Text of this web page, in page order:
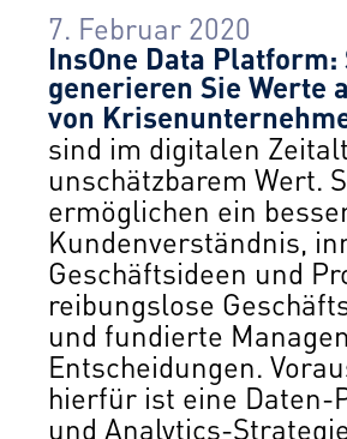
7. Februar 2020
InsOne Data Platform:
generieren Sie Werte
von
sind im digitalen
unschätzbarem Wert.
ermöglichen ein
Kundenverständnis,
Geschäftsideen und
reibungslose
und fundierte
Entscheidungen.
hierfür ist eine
und Analytics-